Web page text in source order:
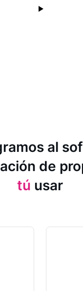
al
de
tú usar